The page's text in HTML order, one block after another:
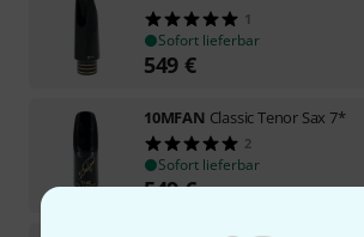
1
Sofort lieferbar
549 €
10MFAN Classic Tenor Sax 7*
2
Sofort lieferbar
549€